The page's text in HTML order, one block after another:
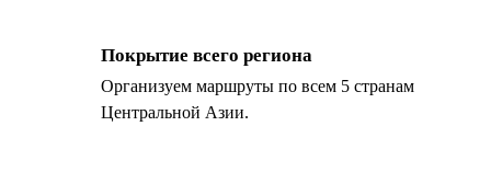
Покрытие всего региона
Организуем маршруты по всем 5 странам
Центральной Азии.